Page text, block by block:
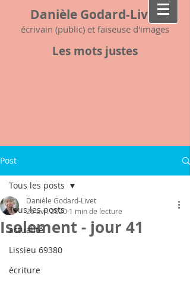
Danièle Godard-Livet
écrivain (public) et faiseuse d'images
Les mots justes
Post
Tous les posts
actualité
Lissieu 69380
écriture
Tous les posts
Isolement - jour 41
Danièle Godard-Livet
26 avr. 2020 1 min de lecture